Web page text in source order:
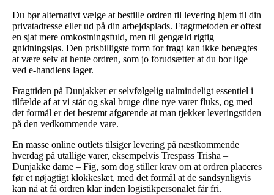
Du bør alternativt vælge at bestille ordren til levering hjem til din
privatadresse eller ud på din arbejdsplads. Fragtmetoden er oftest
en sjat mere omkostningsfuld, men til gengæld rigtig
gnidningsløs. Den prisbilligste form for fragt kan ikke benægtes
at være selv at hente ordren, som jo forudsætter at du bor lige
ved e-handlens lager.
Fragttiden på Dunjakker er selvfølgelig ualmindeligt essentiel i
tilfælde af at vi står og skal bruge dine nye varer fluks, og med
det formål er det bestemt afgørende at man tjekker leveringstiden
på den vedkommende vare.
En masse online outlets tilsiger levering på næstkommende
hverdag på utallige varer, eksempelvis Trespass Trisha –
Dunjakke dame – Fig, som dog stiller krav om at ordren placeres
før et nøjagtigt klokkeslæt, med det formål at de sandsynligvis
kan nå at få ordren klar inden logistikpersonalet får fri.